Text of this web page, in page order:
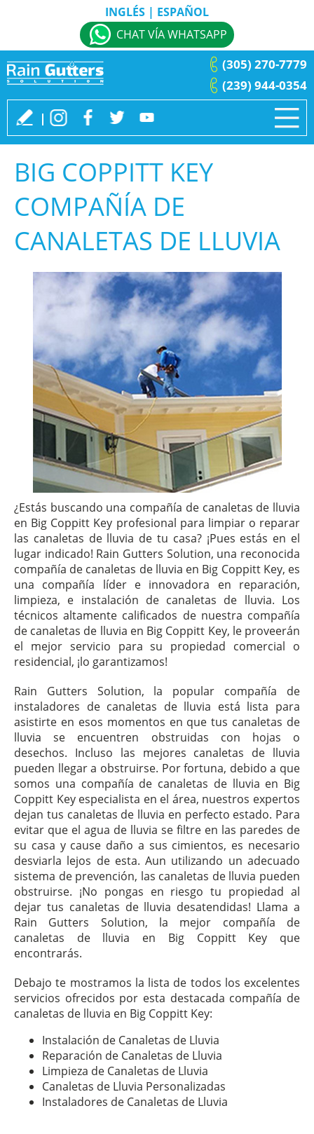
INGLÉS | ESPAÑOL
CHAT VÍA WHATSAPP
(239) 944-0354
(305) 270-7779
BIG COPPITT KEY
COMPAÑÍA DE
CANALETAS DE LLUVIA
¿Estás buscando una compañía de canaletas de lluvia
en Big Coppitt Key profesional para limpiar o reparar
las canaletas de lluvia de tu casa? ¡Pues estás en el
lugar indicado! Rain Gutters Solution, una reconocida
compañía de canaletas de lluvia en Big Coppitt Key, es
una compañía líder e innovadora en reparación,
limpieza, e instalación de canaletas de lluvia. Los
técnicos altamente calificados de nuestra compañía
de canaletas de lluvia en Big Coppitt Key, le proveerán
el mejor servicio para su propiedad comercial o
residencial, ¡lo garantizamos!
Rain Gutters Solution, la popular compañía de
instaladores de canaletas de lluvia está lista para
asistirte en esos momentos en que tus canaletas de
lluvia se encuentren obstruidas con hojas o
desechos. Incluso las mejores canaletas de lluvia
pueden llegar a obstruirse. Por fortuna, debido a que
somos una compañía de canaletas de lluvia en Big
Coppitt Key especialista en el área, nuestros expertos
dejan tus canaletas de lluvia en perfecto estado. Para
evitar que el agua de lluvia se filtre en las paredes de
su casa y cause daño a sus cimientos, es necesario
desviarla lejos de esta. Aun utilizando un adecuado
sistema de prevención, las canaletas de lluvia pueden
obstruirse. ¡No pongas en riesgo tu propiedad al
dejar tus canaletas de lluvia desatendidas! Llama a
Rain Gutters Solution, la mejor compañía de
canaletas de lluvia en Big Coppitt Key que
encontrarás.
Debajo te mostramos la lista de todos los excelentes
servicios ofrecidos por esta destacada compañía de
canaletas de lluvia en Big Coppitt Key:
Instalación de Canaletas de Lluvia
Reparación de Canaletas de Lluvia
Limpieza de Canaletas de Lluvia
Canaletas de Lluvia Personalizadas
Instaladores de Canaletas de Lluvia